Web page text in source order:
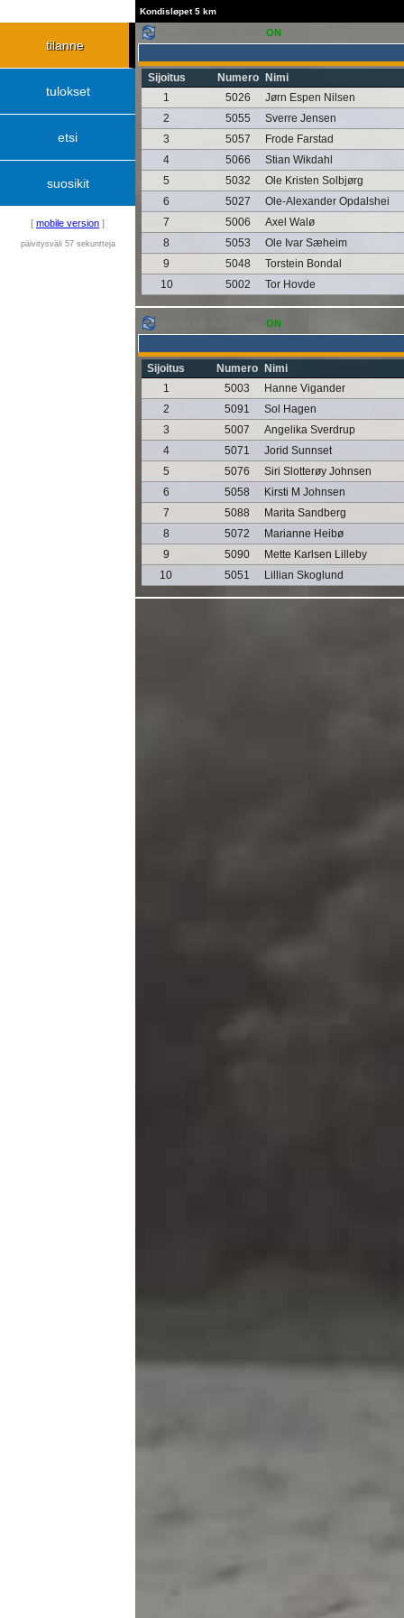
Kondisløpet 5 km
tilanne
tulokset
etsi
suosikit
[ mobile version ]
päivitysväli 57 sekuntteja
ON
Sijoitus Numero
Nimi
1
5026
Jørn Espen Nilsen
2
5055
Sverre Jensen
3
5057
Frode Farstad
4
5066
Stian Wikdahl
5
5032
Ole Kristen Solbjørg
6
5027
Ole-Alexander Opdalshei
7
5006
Axel Walø
8
5053
Ole Ivar Sæheim
9
5048
Torstein Bondal
10
5002 Tor Hovde
ON
Sijoitus Numero
Nimi
1
5003
Hanne Vigander
2
5091
Sol Hagen
3
5007
Angelika Sverdrup
4
5071
Jorid Sunnset
5
5076
Siri Slotterøy Johnsen
6
5058
Kirsti M Johnsen
7
5088
Marita Sandberg
8
5072
Marianne Heibø
9
5090
Mette Karlsen Lilleby
10
5051 Lillian Skoglund